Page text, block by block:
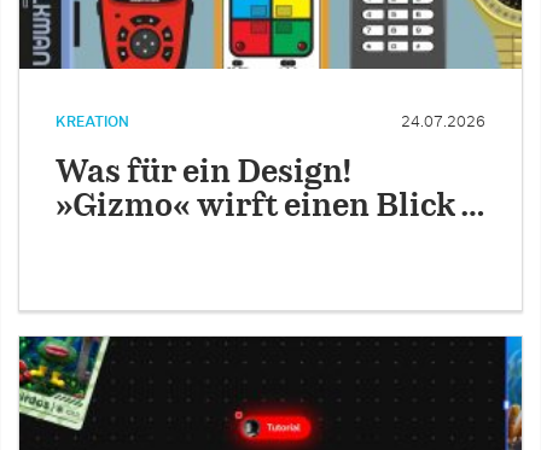
KREATION 24.07.2026
Was für ein Design!
»Gizmo« wirft einen Blick …